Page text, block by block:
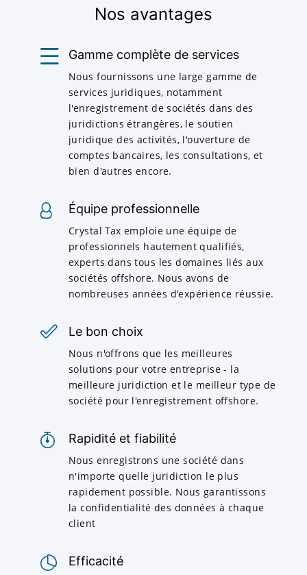
Nos avantages
Gamme complète de services
Nous fournissons une large gamme de
services juridiques, notamment
l'enregistrement de sociétés dans des
juridictions étrangères, le soutien
juridique des activités, l'ouverture de
comptes bancaires, les consultations, et
bien d'autres encore.
Équipe professionnelle
Crystal Tax emploie une équipe de
professionnels hautement qualifiés,
experts dans tous les domaines liés aux
sociétés offshore. Nous avons de
nombreuses années d'expérience réussie.
Le bon choix
Nous n'offrons que les meilleures
solutions pour votre entreprise - la
meilleure juridiction et le meilleur type de
société pour l'enregistrement offshore.
Rapidité et fiabilité
Nous enregistrons une société dans
n'importe quelle juridiction le plus
rapidement possible. Nous garantissons
la confidentialité des données à chaque
client
Efficacité